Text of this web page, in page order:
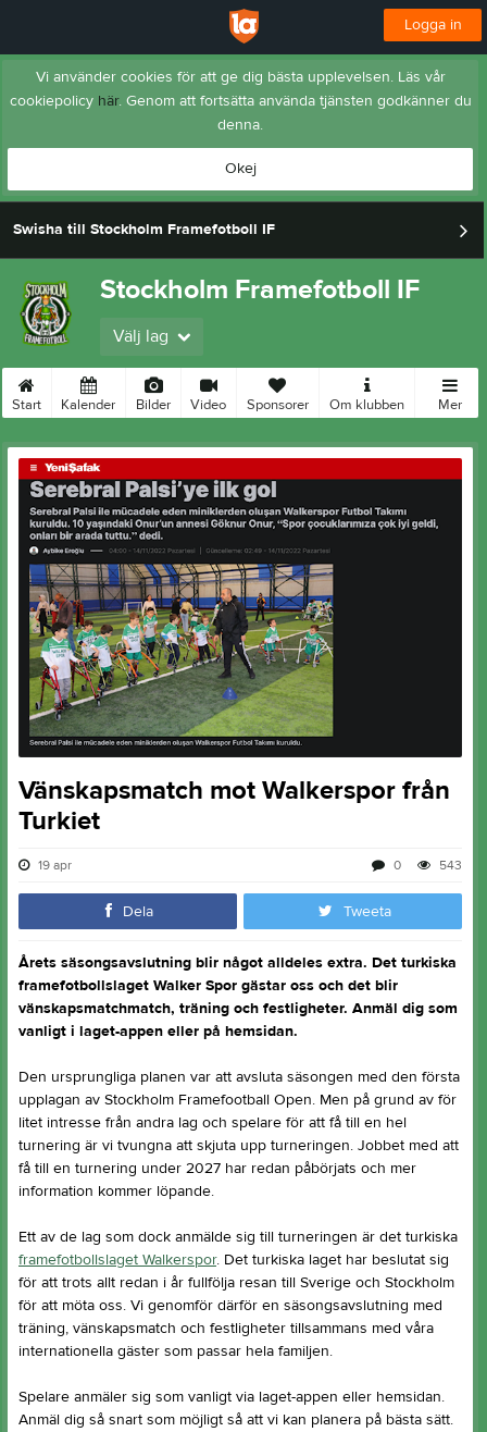
Logga in
Vi använder cookies för att ge dig bästa upplevelsen. Läs vår
cookiepolicy här. Genom att fortsätta använda tjänsten godkänner du
denna.
Okej
Swisha till Stockholm Framefotboll IF
Stockholm Framefotboll IF
Välj lag
Start Kalender Bilder Video Sponsorer Om klubben Mer
Vänskapsmatch mot Walkerspor från
Turkiet
19 apr 543
0
Dela Tweeta
Årets säsongsavslutning blir något alldeles extra. Det turkiska
framefotbollslaget Walker Spor gästar oss och det blir
vänskapsmatchmatch, träning och festligheter. Anmäl dig som
vanligt i laget-appen eller på hemsidan.
Den ursprungliga planen var att avsluta säsongen med den första
upplagan av Stockholm Framefootball Open. Men på grund av för
litet intresse från andra lag och spelare för att få till en hel
turnering är vi tvungna att skjuta upp turneringen. Jobbet med att
få till en turnering under 2027 har redan påbörjats och mer
information kommer löpande.
Ett av de lag som dock anmälde sig till turneringen är det turkiska
framefotbollslaget Walkerspor. Det turkiska laget har beslutat sig
för att trots allt redan i år fullfölja resan till Sverige och Stockholm
för att möta oss. Vi genomför därför en säsongsavslutning med
träning, vänskapsmatch och festligheter tillsammans med våra
internationella gäster som passar hela familjen.
Spelare anmäler sig som vanligt via laget-appen eller hemsidan.
Anmäl dig så snart som möjligt så att vi kan planera på bästa sätt.